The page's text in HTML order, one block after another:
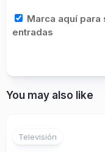
Marca aquí
entradas
You may also like
Televisión